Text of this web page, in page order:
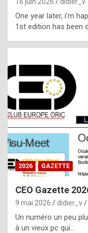
One year later, i’m
1st edition has been
2026 GAZETTE
CEO Gazette
9 mai 2026 didier_v
Un numéro un peu
à un vieux pc qui…